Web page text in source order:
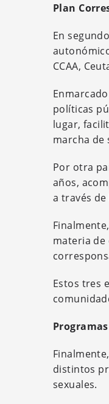
Plan
En
CCAA,
políticas
lugar,
marcha de
Por otra
años,
a través
materia de
Estos tres
distintos
sexuales.